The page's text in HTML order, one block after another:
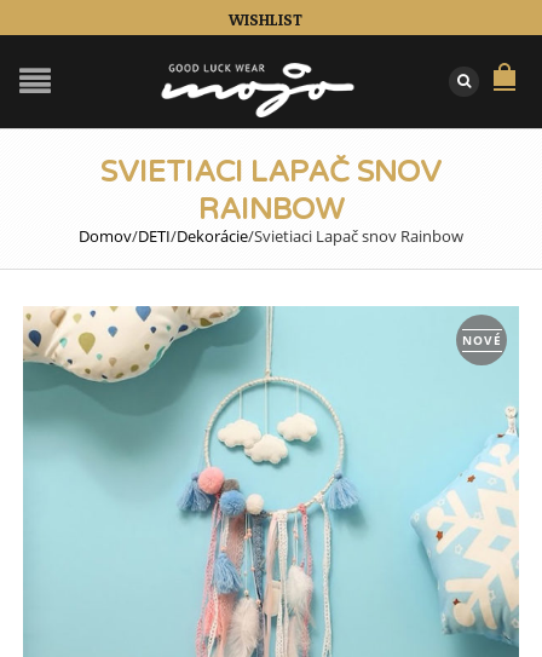
WISHLIST
SVIETIACI LAPAČ SNOV
RAINBOW
Domov/DETI/Dekorácie/Svietiaci Lapač snov Rainbow
NOVÉ